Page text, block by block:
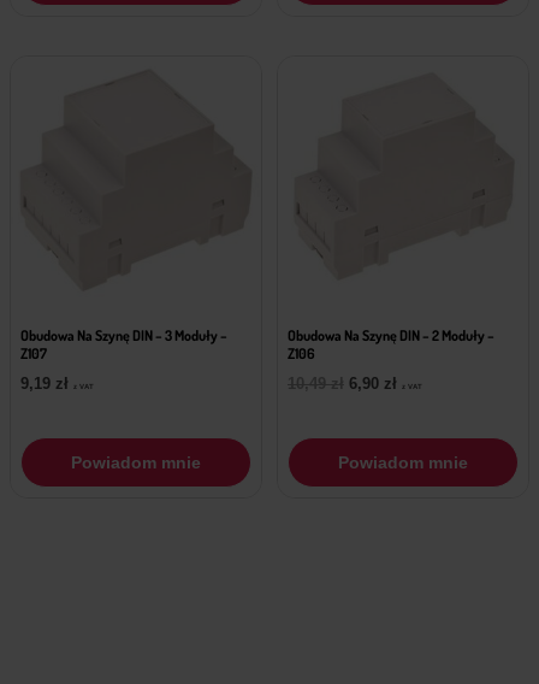
Obudowa Na Szynę DIN – 3 Moduły –
Z107
9,19 zł z VAT
Powiadom mnie
Obudowa Na Szynę DIN – 2 Moduły –
Z106
10,49zł Pierwotna
10,49 zł.
6,90 zł Aktualna
6,90 zł.
z VAT
Powiadom mnie